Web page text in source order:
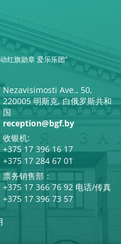
红旗勋章 爱乐乐团”
Nezavisimosti Ave., 50,
220005 明斯克, 白俄罗斯共和
国
reception@bgf.by
收银机:
+375 17 396 16 17
+375 17 284 67 01
票务销售部：
+375 17 366 76 92 电话/传真
+375 17 396 73 57